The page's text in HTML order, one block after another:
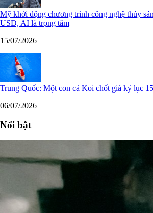
Mỹ khởi động chương trình công nghệ thủy
USD, AI là trọng tâm
15/07/2026
Trung Quốc: Một con cá Koi chốt giá kỷ lục
06/07/2026
Nổi bật